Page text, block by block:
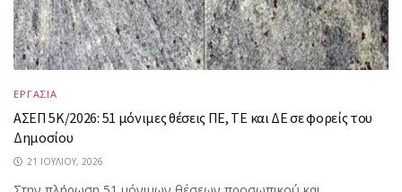
ΕΡΓΑΣΙΑ
ΑΣΕΠ 5Κ/2026: 51 μόνιμες θέσεις ΠΕ, ΤΕ και ΔΕ σε φορείς του
Δημοσίου
21 ΙΟΥΛΊΟΥ, 2026